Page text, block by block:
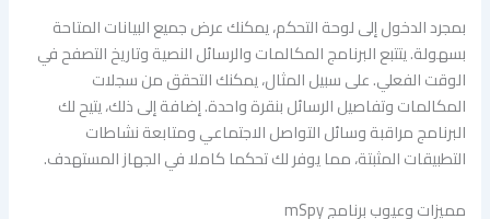
بمجرد الدخول إلى لوحة التحكم، يمكنك عرض جميع البيانات المتاحة
بسهولة. يتتبع البرنامج المكالمات والرسائل النصية وتاريخ التصفح في
الوقت الفعلي. على سبيل المثال، يمكنك التحقق من سجلات
المكالمات وتفاصيل الرسائل بنقرة واحدة. إضافة إلى ذلك، يتيح لك
البرنامج مراقبة وسائل التواصل الاجتماعي ومتابعة نشاطات
التطبيقات المثبتة، مما يوفر لك تحكما كاملا في الجهاز المستهدف.
مميزات وعيوب برنامج mSpy